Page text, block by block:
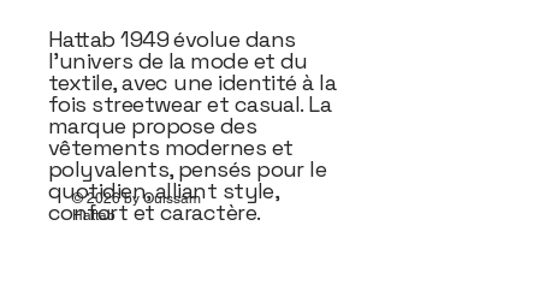
Hattab 1949 évolue dans
l’univers de la mode et du
textile, avec une identité à la
fois streetwear et casual. La
marque propose des
vêtements modernes et
polyvalents, pensés pour le
quotidien, alliant style,
confort et caractère.
© 2026 by Ouissam
Hattab